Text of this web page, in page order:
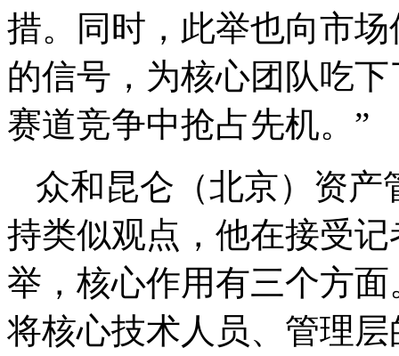
措。同时，此举也向市
的信号，为核心团队吃
赛道竞争中抢占先机。”
众和昆仑（北京）资产
持类似观点，他在接受
举，核心作用有三个方
将核心技术人员、管理